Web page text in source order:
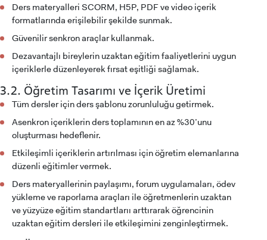
ADAY ÖĞRENCİ
Ders materyalleri SCORM, H5P, PDF ve video içerik
formatlarında erişilebilir şekilde sunmak.
Güvenilir senkron araçlar kullanmak.
Dezavantajlı bireylerin uzaktan eğitim faaliyetlerini uygun
içeriklerle düzenleyerek fırsat eşitliği sağlamak.
3.2. Öğretim Tasarımı ve İçerik Üretimi
Tüm dersler için ders şablonu zorunluluğu getirmek.
Asenkron içeriklerin ders toplamının en az %30’unu
oluşturması hedeflenir.
Etkileşimli içeriklerin artırılması için öğretim elemanlarına
düzenli eğitimler vermek.
Ders materyallerinin paylaşımı, forum uygulamaları, ödev
yükleme ve raporlama araçları ile öğretmenlerin uzaktan
ve yüzyüze eğitim standartlarıı arttırarak öğrencinin
uzaktan eğitim dersleri ile etkileşimini zenginleştirmek.